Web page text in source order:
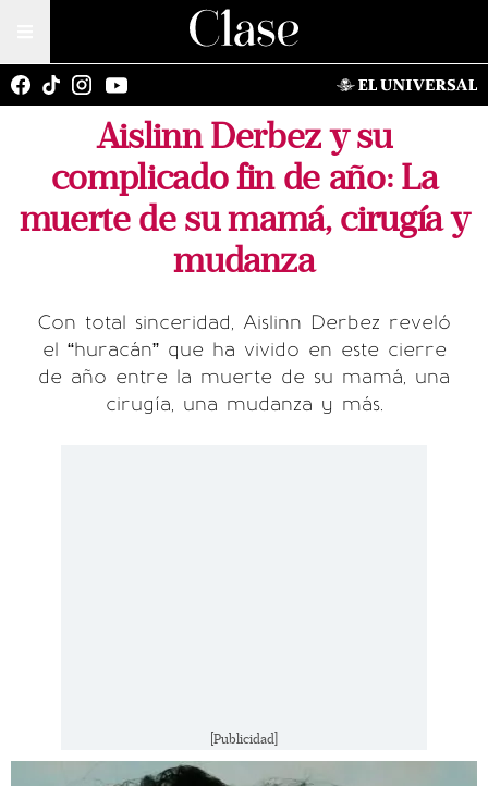
Aislinn Derbez y su
complicado fin de año: La
muerte de su mamá, cirugía y
mudanza
Con total sinceridad, Aislinn Derbez reveló
el “huracán” que ha vivido en este cierre
de año entre la muerte de su mamá, una
cirugía, una mudanza y más.
[Publicidad]